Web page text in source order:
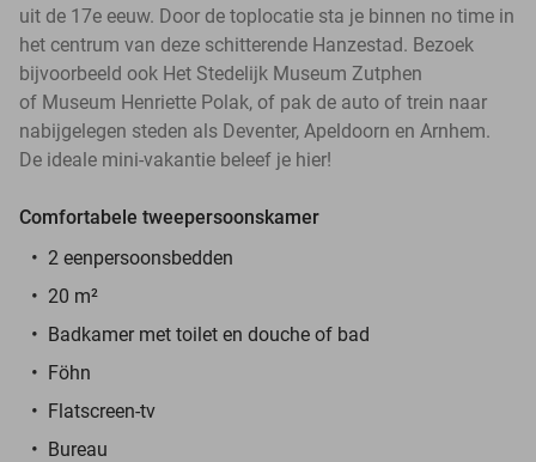
uit de 17e eeuw. Door de toplocatie sta je binnen no time in
het centrum van deze schitterende Hanzestad. Bezoek
bijvoorbeeld ook Het Stedelijk Museum Zutphen
of Museum Henriette Polak, of pak de auto of trein naar
nabijgelegen steden als Deventer, Apeldoorn en Arnhem.
De ideale mini-vakantie beleef je hier!
Comfortabele tweepersoonskamer
2 eenpersoonsbedden
20 m²
Badkamer met toilet en douche of bad
Föhn
Flatscreen-tv
Bureau